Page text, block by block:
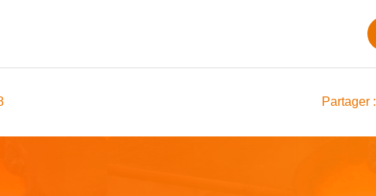
Partager :